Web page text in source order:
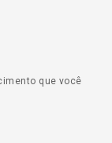
que você